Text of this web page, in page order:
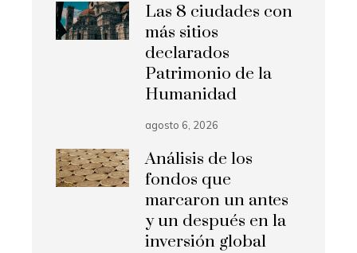
Las 8 ciudades con
más sitios
declarados
Patrimonio de la
Humanidad
agosto 6, 2026
Análisis de los
fondos que
marcaron un antes
y un después en la
inversión global